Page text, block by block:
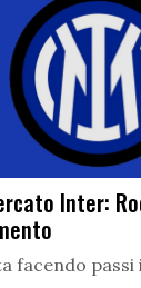
Inter:
facendo